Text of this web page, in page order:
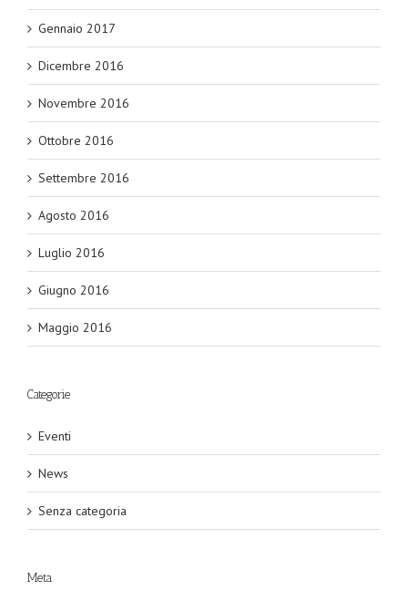
Gennaio 2017
Dicembre 2016
Novembre 2016
Ottobre 2016
Settembre 2016
Agosto 2016
Luglio 2016
Giugno 2016
Maggio 2016
Categorie
Eventi
News
Senza categoria
Meta